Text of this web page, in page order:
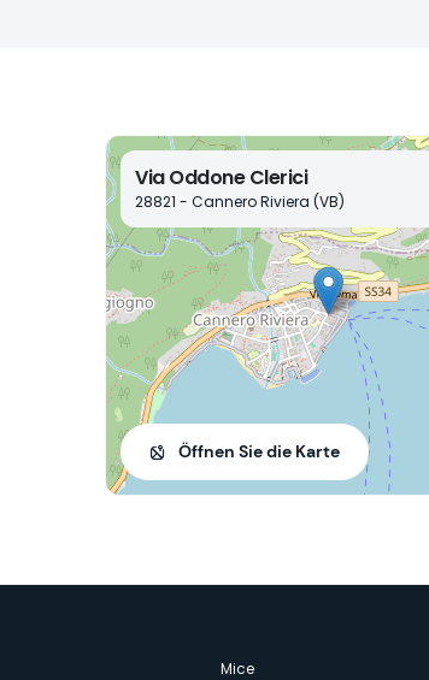
Via Oddone Clerici
28821 - Cannero Riviera (VB)
Öffnen Sie die Karte
Mice